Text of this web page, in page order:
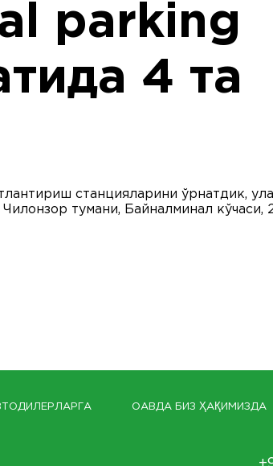
parking
4 та
станцияларини ўрнатдик,
тумани, Байналминал кўчаси,
ОАВДА БИЗ ҲАҚИМИЗДА